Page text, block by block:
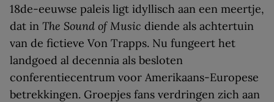
18de-eeuwse paleis ligt idyllisch aan een meertje,
dat in The Sound of Music diende als achtertuin
van de fictieve Von Trapps. Nu fungeert het
landgoed al decennia als besloten
conferentiecentrum voor Amerikaans-Europese
betrekkingen. Groepjes fans verdringen zich aan